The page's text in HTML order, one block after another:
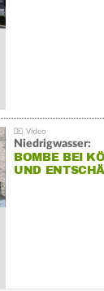
Niedrigwasser:
BOMBE BEI
UND